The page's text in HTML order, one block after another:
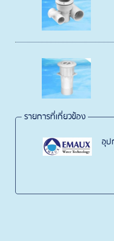
รายการที่เกี่ยวข้อง
อุป